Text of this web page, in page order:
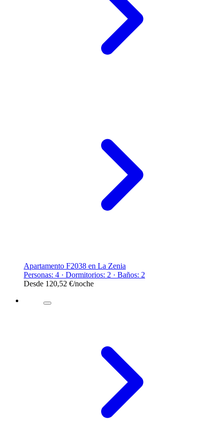
Apartamento F2038 en La Zenia
Personas: 4 · Dormitorios: 2 · Baños: 2
Desde 120,52 €/noche